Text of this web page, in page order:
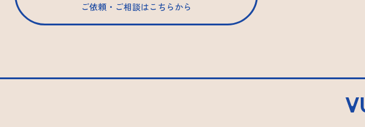
ご依頼・ご相談はこちらから